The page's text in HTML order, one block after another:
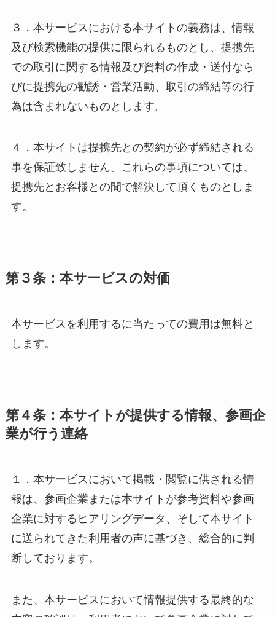
３．本サービスにおける本サイトの義務は、情報
及び検索機能の提供に限られるものとし、提携先
での取引に関する情報及び資料の作成・送付なら
びに提携先の勧誘・営業活動、取引の締結等の行
為は含まれないものとします。
４．本サイトは提携先との契約が必ず締結される
事を保証致しません。これらの事項については、
提携先とお客様との間で解決して頂くものとしま
す。
第３条：本サービスの対価
本サービスを利用するに当たっての費用は無料と
します。
第４条：本サイトが提供する情報、参画企
業が行う連絡
１．本サービスにおいて掲載・閲覧に供される情
報は、参画企業または本サイトが参考資料や参画
企業に対するヒアリングデータ、そして本サイト
に送られてきた利用者の声に基づき、総合的に判
断しております。
また、本サービスにおいて情報提供する最終的な